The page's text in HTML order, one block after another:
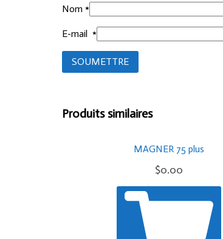
Nom *
E-mail *
Produits similaires
MAGNER 75 plus
$0.00